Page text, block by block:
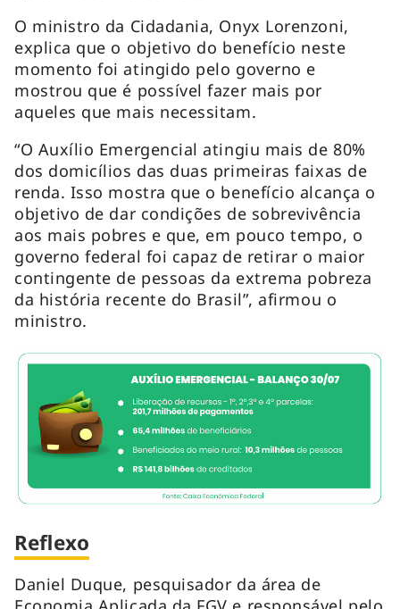
O ministro da Cidadania, Onyx Lorenzoni,
explica que o objetivo do benefício neste
momento foi atingido pelo governo e
mostrou que é possível fazer mais por
aqueles que mais necessitam.
“O Auxílio Emergencial atingiu mais de 80%
dos domicílios das duas primeiras faixas de
renda. Isso mostra que o benefício alcança o
objetivo de dar condições de sobrevivência
aos mais pobres e que, em pouco tempo, o
governo federal foi capaz de retirar o maior
contingente de pessoas da extrema pobreza
da história recente do Brasil”, afirmou o
ministro.
Reflexo
Daniel Duque, pesquisador da área de